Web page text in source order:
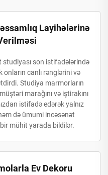
Layihələrinə
studiyası son istifadələrində
onların canlı rənglərini və
Studiya marmorların
marağını və iştirakını
istifadə edərək yalnız
də ümumi incəsənət
mühit yarada bildilər.
Ev Dekoru